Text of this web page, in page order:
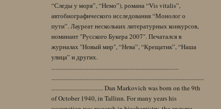
“Следы у моря”, “Немо”), романа “Vis vitalis”,
автобиографического исследования “Монолог о
пути”. Лауреат нескольких литературных конкурсов,
номинант "Русского Букера 2007". Печатался в
журналах "Новый мир", “Нева”, “Крещатик”, “Наша
улица” и других.
......................................................................................
.......................................................................................................
................................... Dan Markovich was born on the 9th
of October 1940, in Tallinn. For many years his